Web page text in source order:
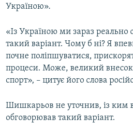
Україною».
«Із Україною ми зараз реально
такий варіант. Чому б ні? Я
почне поліпшуватися,
процеси. Може, великий внесок
спорт», – цитує його слова
Шишкарьов не уточнив, із ким в
обговорював такий варіант.